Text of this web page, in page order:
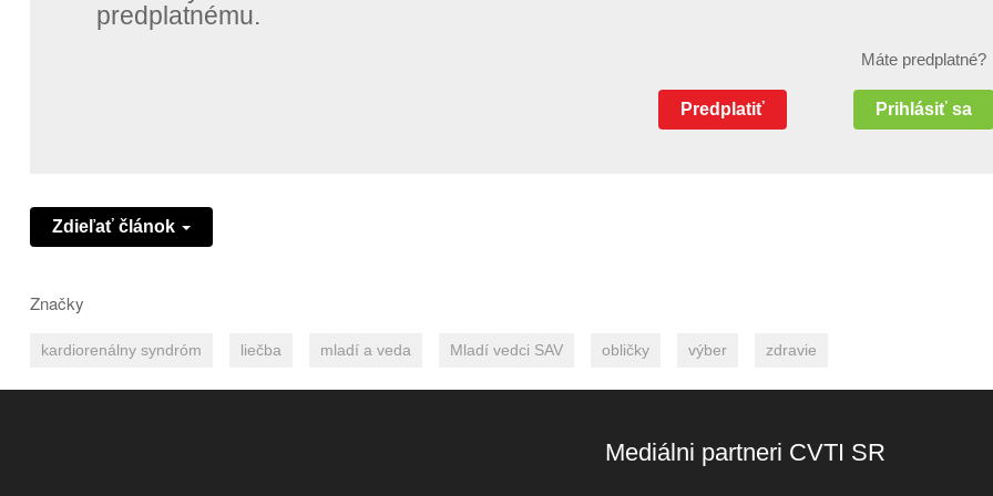
predplatnému.
Predplatiť
Máte predplatné?
Prihlásiť sa
Zdieľať článok
Značky
kardiorenálny syndróm liečba mladí a veda Mladí vedci SAV obličky výber zdravie
Mediálni partneri CVTI SR